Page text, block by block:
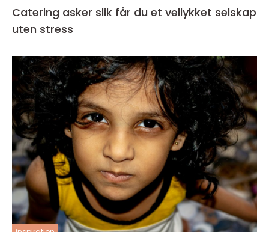
Catering asker slik får du et vellykket selskap
uten stress